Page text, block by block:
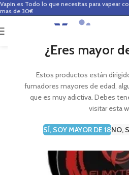
¿Eres mayor
Estos productos están
fumadores mayores de edad,
que es muy adictiva. Debes
visitar esta
SÍ, SOY MAYOR DE 18NO,
Vapin.es Todo lo que necesitas para vapear
mas de 30€